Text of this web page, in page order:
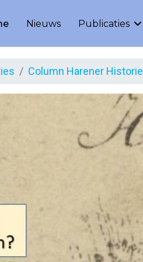
Nieuws Publicaties
Column Harener Historie